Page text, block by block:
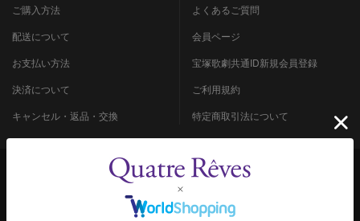
ご購入方法
配送について
お支払い方法
決済について
キャンセル・返品・交換
よくあるご質問
会員ページ
宝塚歌劇共通ID新規会員登録
ご利用規約
特定商取引法について